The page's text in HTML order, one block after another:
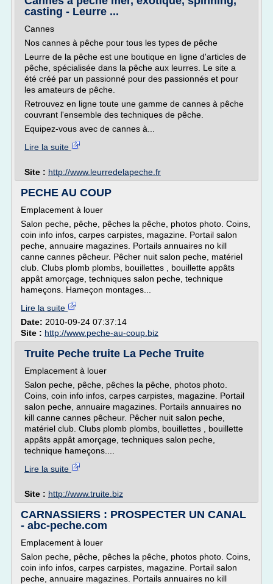
casting - Leurre ...
Cannes
Nos cannes à pêche pour tous les types de pêche
Leurre de la pêche est une boutique en ligne d'articles de
pêche, spécialisée dans la pêche aux leurres. Le site a
été créé par un passionné pour des passionnés et pour
les amateurs de pêche.
Retrouvez en ligne toute une gamme de cannes à pêche
couvrant l'ensemble des techniques de pêche.
Equipez-vous avec de cannes à...
Lire la suite
Site : http://www.leurredelapeche.fr
PECHE AU COUP
Emplacement à louer
Salon peche, pêche, pêches la pêche, photos photo. Coins,
coin info infos, carpes carpistes, magazine. Portail salon
peche, annuaire magazines. Portails annuaires no kill
canne cannes pêcheur. Pêcher nuit salon peche, matériel
club. Clubs plomb plombs, bouillettes , bouillette appâts
appât amorçage, techniques salon peche, technique
hameçons. Hameçon montages...
Lire la suite
Date: 2010-09-24 07:37:14
Site : http://www.peche-au-coup.biz
Truite Peche truite La Peche Truite
Emplacement à louer
Salon peche, pêche, pêches la pêche, photos photo.
Coins, coin info infos, carpes carpistes, magazine. Portail
salon peche, annuaire magazines. Portails annuaires no
kill canne cannes pêcheur. Pêcher nuit salon peche,
matériel club. Clubs plomb plombs, bouillettes , bouillette
appâts appât amorçage, techniques salon peche,
technique hameçons....
Lire la suite
Site : http://www.truite.biz
CARNASSIERS : PROSPECTER UN CANAL
- abc-peche.com
Emplacement à louer
Salon peche, pêche, pêches la pêche, photos photo. Coins,
coin info infos, carpes carpistes, magazine. Portail salon
peche, annuaire magazines. Portails annuaires no kill